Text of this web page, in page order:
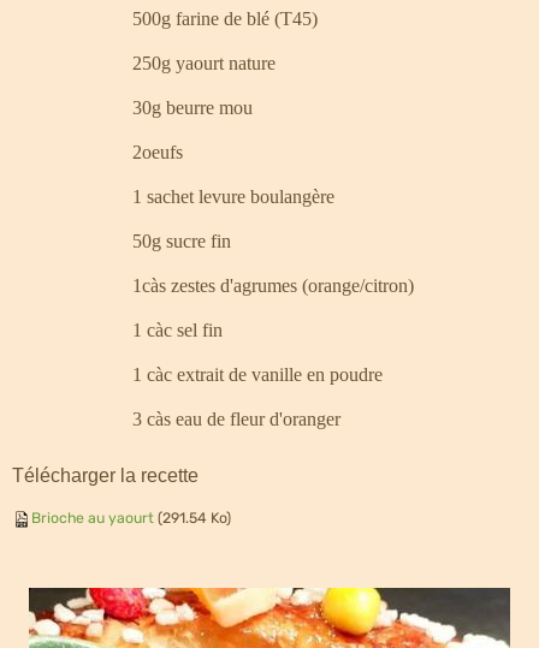
500g farine de blé (T45)
250g yaourt nature
30g beurre mou
2oeufs
1 sachet levure boulangère
50g sucre fin
1càs zestes d'agrumes (orange/citron)
1 càc sel fin
1 càc extrait de vanille en poudre
3 càs eau de fleur d'oranger
Télécharger la recette
Brioche au yaourt (291.54 Ko)